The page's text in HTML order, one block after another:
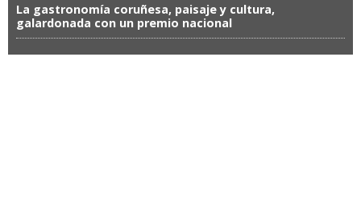
La gastronomía coruñesa, paisaje y cultura,
galardonada con un premio nacional